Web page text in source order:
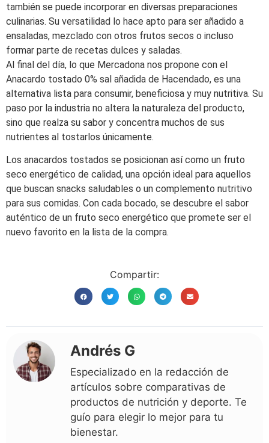
también se puede incorporar en diversas preparaciones
culinarias. Su versatilidad lo hace apto para ser añadido a
ensaladas, mezclado con otros frutos secos o incluso
formar parte de recetas dulces y saladas.
Al final del día, lo que Mercadona nos propone con el
Anacardo tostado 0% sal añadida de Hacendado, es una
alternativa lista para consumir, beneficiosa y muy nutritiva. Su
paso por la industria no altera la naturaleza del producto,
sino que realza su sabor y concentra muchos de sus
nutrientes al tostarlos únicamente.
Los anacardos tostados se posicionan así como un fruto
seco energético de calidad, una opción ideal para aquellos
que buscan snacks saludables o un complemento nutritivo
para sus comidas. Con cada bocado, se descubre el sabor
auténtico de un fruto seco energético que promete ser el
nuevo favorito en la lista de la compra.
Compartir:
Andrés G
Especializado en la redacción de
artículos sobre comparativas de
productos de nutrición y deporte. Te
guío para elegir lo mejor para tu
bienestar.